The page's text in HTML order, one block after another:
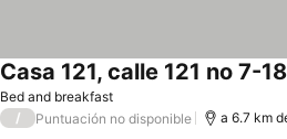
Bed and breakfast
Casa 121, calle 121 no 7-18
/ Puntuación no disponible a 6.7 km